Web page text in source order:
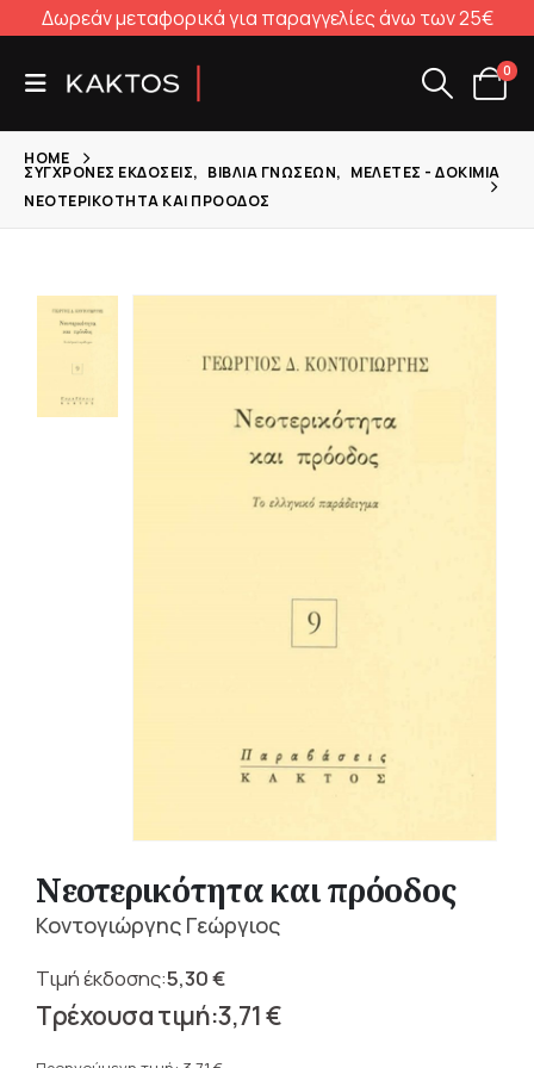
Δωρεάν μεταφορικά για παραγγελίες άνω των 25€
0
HOME
ΣΎΓΧΡΟΝΕΣ ΕΚΔΌΣΕΙΣ, ΒΙΒΛΊΑ ΓΝΏΣΕΩΝ, ΜΕΛΈΤΕΣ - ΔΟΚΊΜΙΑ
ΝΕΟΤΕΡΙΚΌΤΗΤΑ ΚΑΙ ΠΡΌΟΔΟΣ
Νεοτερικότητα και πρόοδος
Κοντογιώργης Γεώργιος
5,30€
Original
price 3,71€